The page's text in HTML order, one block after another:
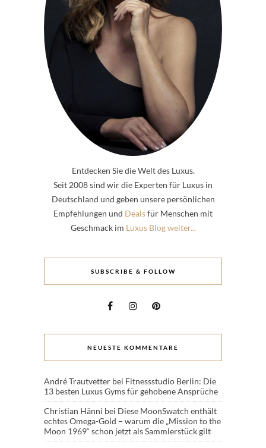
Entdecken Sie die Welt des Luxus.
Seit 2008 sind wir die Experten für Luxus in
Deutschland und geben unsere persönlichen
Empfehlungen und Dealsfür Menschen mit
Geschmack im Luxus Blog weiter...
SUBSCRIBE & FOLLOW
NEUESTE KOMMENTARE
André Trautvetter bei Fitnessstudio Berlin: Die
13 besten Luxus Gyms für gehobene Ansprüche
Christian Hänni bei Diese MoonSwatch enthält
echtes Omega-Gold – warum die „Mission to the
Moon 1969“ schon jetzt als Sammlerstück gilt